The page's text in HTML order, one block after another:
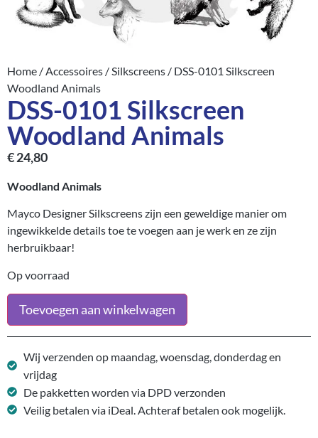
Home /Accessoires /Silkscreens / DSS-0101 Silkscreen
Woodland Animals
DSS-0101 Silkscreen
Woodland Animals
€24,80
Woodland Animals
Mayco Designer Silkscreens zijn een geweldige manier om
ingewikkelde details toe te voegen aan je werk en ze zijn
herbruikbaar!
Op voorraad
Toevoegen aan winkelwagen
Wij verzenden op maandag, woensdag, donderdag en
vrijdag
De pakketten worden via DPD verzonden
Veilig betalen via iDeal. Achteraf betalen ook mogelijk.